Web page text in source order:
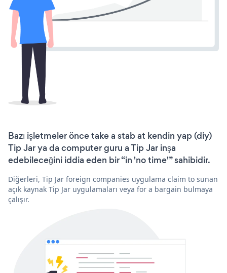
Bazı işletmeler önce take a stab at kendin yap (diy)
Tip Jar ya da computer guru a Tip Jar inşa
edebileceğini iddia eden bir “in 'no time'” sahibidir.
Diğerleri, Tip Jar foreign companies uygulama claim to sunan
açık kaynak Tip Jar uygulamaları veya for a bargain bulmaya
çalışır.